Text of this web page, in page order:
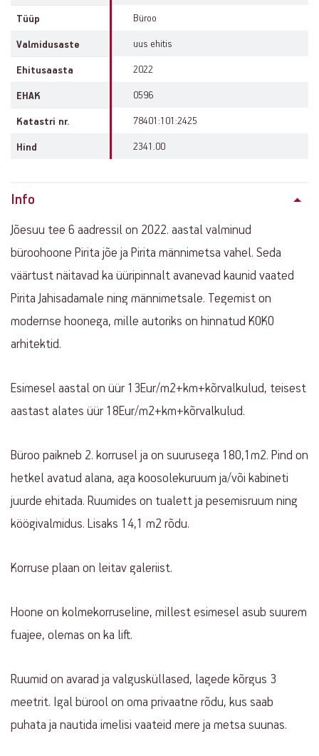
Tüüp Büroo
Valmidusaste uus ehitis
Ehitusaasta 2022
EHAK 0596
Katastri nr. 78401:101:2425
Hind 2341.00
Info
Jõesuu tee 6 aadressil on 2022. aastal valminud
büroohoone Pirita jõe ja Pirita männimetsa vahel. Seda
väärtust näitavad ka üüripinnalt avanevad kaunid vaated
Pirita Jahisadamale ning männimetsale. Tegemist on
modernse hoonega, mille autoriks on hinnatud KOKO
arhitektid.
Esimesel aastal on üür 13Eur/m2+km+kõrvalkulud, teisest
aastast alates üür 18Eur/m2+km+kõrvalkulud.
Büroo paikneb 2. korrusel ja on suurusega 180,1m2. Pind on
hetkel avatud alana, aga koosolekuruum ja/või kabineti
juurde ehitada. Ruumides on tualett ja pesemisruum ning
köögivalmidus. Lisaks 14,1 m2 rõdu.
Korruse plaan on leitav galeriist.
Hoone on kolmekorruseline, millest esimesel asub suurem
fuajee, olemas on ka lift.
Ruumid on avarad ja valgusküllased, lagede kõrgus 3
meetrit. Igal bürool on oma privaatne rõdu, kus saab
puhata ja nautida imelisi vaateid mere ja metsa suunas.